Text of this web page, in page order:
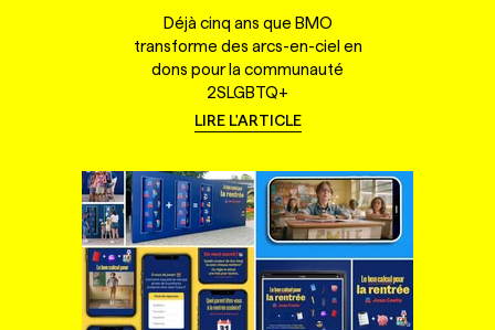
Déjà cinq ans que BMO
transforme des arcs-en-ciel en
dons pour la communauté
2SLGBTQ+
LIRE L'ARTICLE